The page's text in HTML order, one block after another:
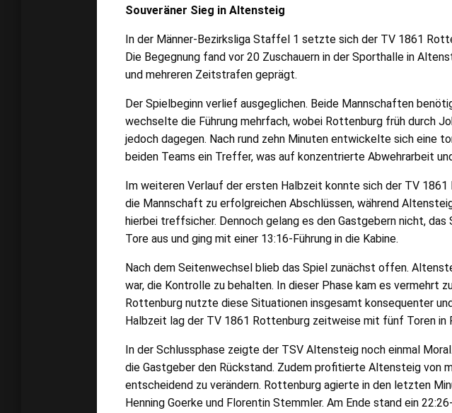
Souveräner Sieg in Altensteig
In der Männer-Bezirksliga Staffel 1 setzte sich der TV 1861
Die Begegnung fand vor 20 Zuschauern in der Sporthalle in
und mehreren Zeitstrafen geprägt.
Der Spielbeginn verlief ausgeglichen. Beide Mannschaften
wechselte die Führung mehrfach, wobei Rottenburg früh durch
jedoch dagegen. Nach rund zehn Minuten entwickelte sich eine
beiden Teams ein Treffer, was auf konzentrierte Abwehrarbeit
Im weiteren Verlauf der ersten Halbzeit konnte sich der TV
die Mannschaft zu erfolgreichen Abschlüssen, während
hierbei treffsicher. Dennoch gelang es den Gastgebern nicht,
Tore aus und ging mit einer 13:16-Führung in die Kabine.
Nach dem Seitenwechsel blieb das Spiel zunächst offen.
war, die Kontrolle zu behalten. In dieser Phase kam es vermehrt
Rottenburg nutzte diese Situationen insgesamt konsequenter
Halbzeit lag der TV 1861 Rottenburg zeitweise mit fünf Toren in
In der Schlussphase zeigte der TSV Altensteig noch einmal
die Gastgeber den Rückstand. Zudem profitierte Altensteig von
entscheidend zu verändern. Rottenburg agierte in den letzten
Henning Goerke und Florentin Stemmler. Am Ende stand ein